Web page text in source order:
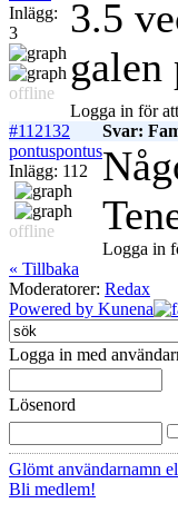
Inlägg:
3
offline
3.5
Logga in för
#112132
Svar:
pontuspontus
Inlägg: 112
offline
Logga in
« Tillbaka
Moderatorer: Redax
Powered by Kunena
Logga in med
Lösenord
Glömt användarnamn
Bli medlem!